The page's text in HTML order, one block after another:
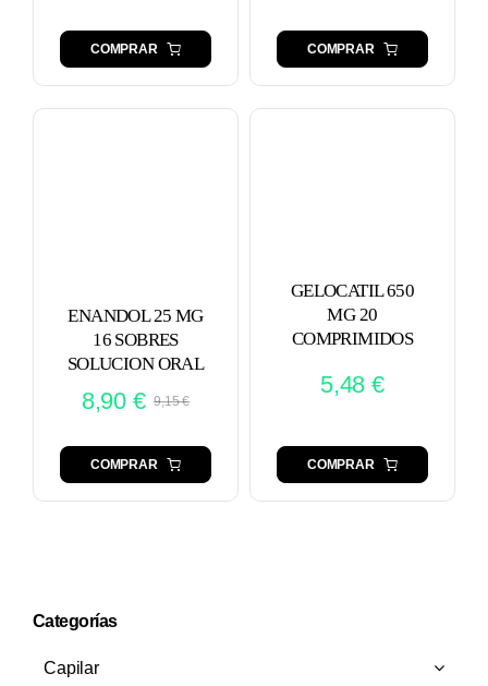
COMPRAR COMPRAR
ENANDOL 25 MG
16 SOBRES
SOLUCION ORAL
9,15€El
precio
original
era:
8,90 €
El
precio
actual
es:
COMPRAR
GELOCATIL 650
MG 20
COMPRIMIDOS
5,48€
COMPRAR
Categorías
Capilar